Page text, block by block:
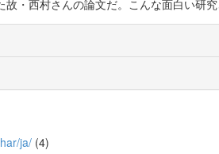
・西村さんの論文だ。こんな面白い研
ja/ (4)